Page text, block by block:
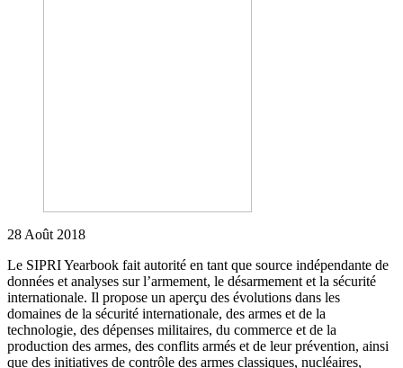
28 Août 2018
Le SIPRI Yearbook fait autorité en tant que source indépendante de
données et analyses sur l’armement, le désarmement et la sécurité
internationale. Il propose un aperçu des évolutions dans les
domaines de la sécurité internationale, des armes et de la
technologie, des dépenses militaires, du commerce et de la
production des armes, des conflits armés et de leur prévention, ainsi
que des initiatives de contrôle des armes classiques, nucléaires,